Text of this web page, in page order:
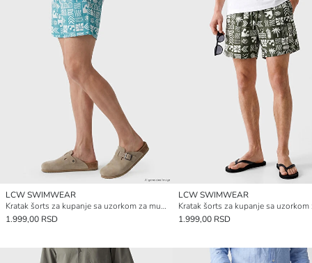
LCW SWIMWEAR
Kratak šorts za kupanje sa uzorkom za muškarce
1.999,00 RSD
LCW SWIMWEAR
1.999,00 RSD